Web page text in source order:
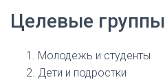
Целевые группы
Молодежь и студенты
Дети и подростки